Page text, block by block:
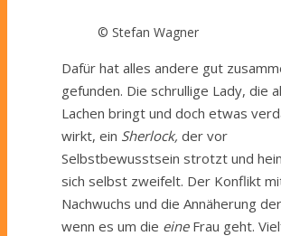
© Stefan Wagner
Dafür hat alles andere gut
gefunden. Die schrullige Lady, die
Lachen bringt und doch etwas
wirkt, ein Sherlock, der vor
Selbstbewusstsein strotzt und
sich selbst zweifelt. Der Konflikt
Nachwuchs und die Annäherung
wenn es um die eineFrau geht.